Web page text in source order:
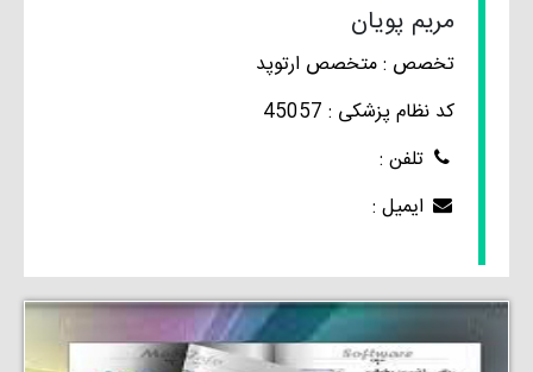
مریم پویان
تخصص : متخصص ارتوپد
کد نظام پزشکی : 45057
تلفن :
ایمیل :